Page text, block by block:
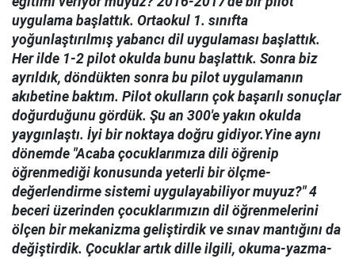
uygulama başlattık. Ortaokul 1. sınıfta
yoğunlaştırılmış yabancı dil uygulaması başlattık.
Her ilde 1-2 pilot okulda bunu başlattık. Sonra biz
ayrıldık, döndükten sonra bu pilot uygulamanın
akıbetine baktım. Pilot okulların çok başarılı sonuçlar
doğurduğunu gördük. Şu an 300'e yakın okulda
yaygınlaştı. İyi bir noktaya doğru gidiyor.Yine aynı
dönemde "Acaba çocuklarımıza dili öğrenip
öğrenmediği konusunda yeterli bir ölçme-
değerlendirme sistemi uygulayabiliyor muyuz?" 4
beceri üzerinden çocuklarımızın dil öğrenmelerini
ölçen bir mekanizma geliştirdik ve sınav mantığını da
değiştirdik. Çocuklar artık dille ilgili, okuma-yazma-